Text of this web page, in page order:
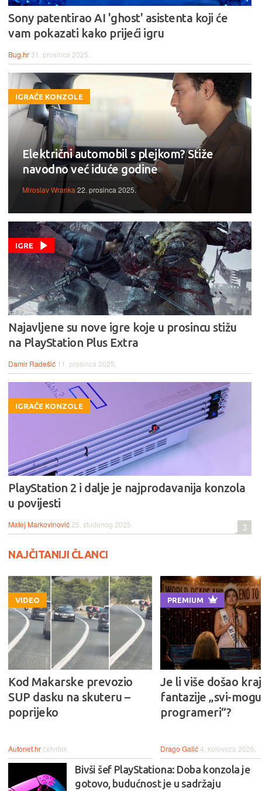
Sony patentirao AI 'ghost' asistenta koji će
vam pokazati kako prijeći igru
Bug.hr 31. prosinca 2025.
IGRAĆE KONZOLE
Električni automobil s plejkom? Stiže
navodno već iduće godine
Miroslav Wranka 22. prosinca 2025.
IGRE
Najavljene su nove igre koje u prosincu stižu
na PlayStation Plus Extra
Damir Radešić 11. prosinca 2025.
IGRAĆE KONZOLE
PlayStation 2 i dalje je najprodavanija konzola
u povijesti
Matej Markovinović 25. studenog 2025. 3
NAJČITANIJI ČLANCI
VIDEO
Kod Makarske prevozio
SUP dasku na skuteru –
poprijeko
Autonet.hrčetvrtak
PREMIUM
Je li više došao kraj
fantazije „svi-
programeri“?
Drago Galić4. kolovoza 2026.
Bivši šef PlayStationa: Doba konzola je
gotovo, budućnost je u sadržaju